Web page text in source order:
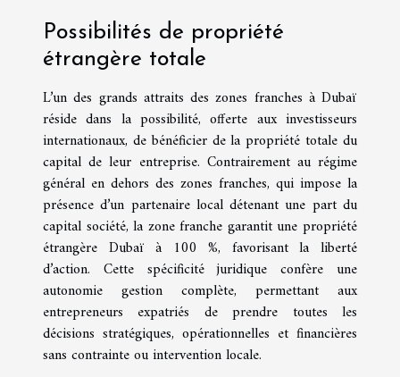
Possibilités de propriété
étrangère totale
L’un des grands attraits des zones franches à Dubaï
réside dans la possibilité, offerte aux investisseurs
internationaux, de bénéficier de la propriété totale du
capital de leur entreprise. Contrairement au régime
général en dehors des zones franches, qui impose la
présence d’un partenaire local détenant une part du
capital société, la zone franche garantit une propriété
étrangère Dubaï à 100 %, favorisant la liberté
d’action. Cette spécificité juridique confère une
autonomie gestion complète, permettant aux
entrepreneurs expatriés de prendre toutes les
décisions stratégiques, opérationnelles et financières
sans contrainte ou intervention locale.